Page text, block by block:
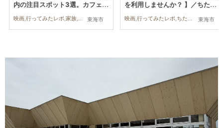
東海市
内の注目スポット3選。カフェの
店内は？】／ちたまる広告
映画,行ってみたレポ,家族,友人 東海市
を利用しませんか？ 】／ちたま
る広告
映画,行ってみたレポ,ちたまる広告,家族,友人